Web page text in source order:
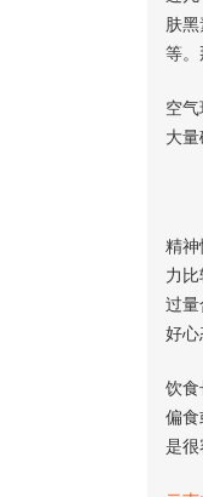
肤
等。
空
大
精神
力
过量
好心
饮食
偏食
是很